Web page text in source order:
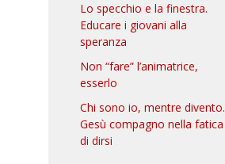
Lo specchio e la finestra.
Educare i giovani alla
speranza
Non “fare” l’animatrice,
esserlo
Chi sono io, mentre divento.
Gesù compagno nella fatica
di dirsi